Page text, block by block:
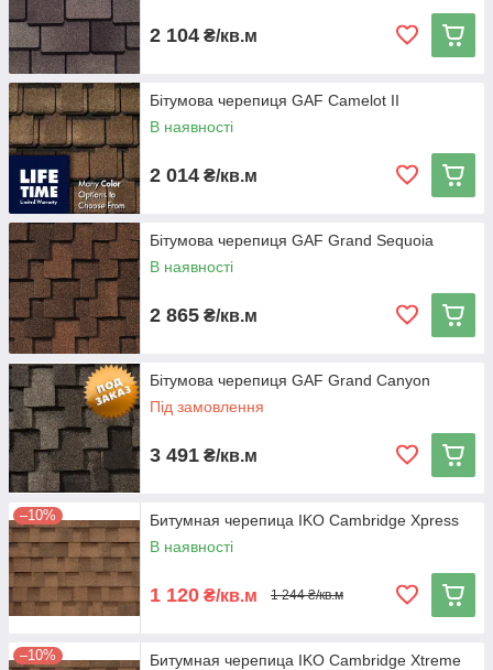
2 104 ₴/кв.м
Бітумова черепиця GAF Camelot II
В наявності
2 014 ₴/кв.м
Бітумова черепиця GAF Grand Sequoia
В наявності
2 865 ₴/кв.м
Бітумова черепиця GAF Grand Canyon
Під замовлення
3 491 ₴/кв.м
–10%
Битумная черепица IKO Cambridge Xpress
В наявності
1 120 ₴/кв.м 1 244 ₴/кв.м
–10%
Битумная черепица IKO Cambridge Xtreme